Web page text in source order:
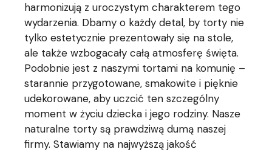
harmonizują z uroczystym charakterem tego
wydarzenia. Dbamy o każdy detal, by torty nie
tylko estetycznie prezentowały się na stole,
ale także wzbogacały całą atmosferę święta.
Podobnie jest z naszymi tortami na komunię –
starannie przygotowane, smakowite i pięknie
udekorowane, aby uczcić ten szczególny
moment w życiu dziecka i jego rodziny. Nasze
naturalne torty są prawdziwą dumą naszej
firmy. Stawiamy na najwyższą jakość